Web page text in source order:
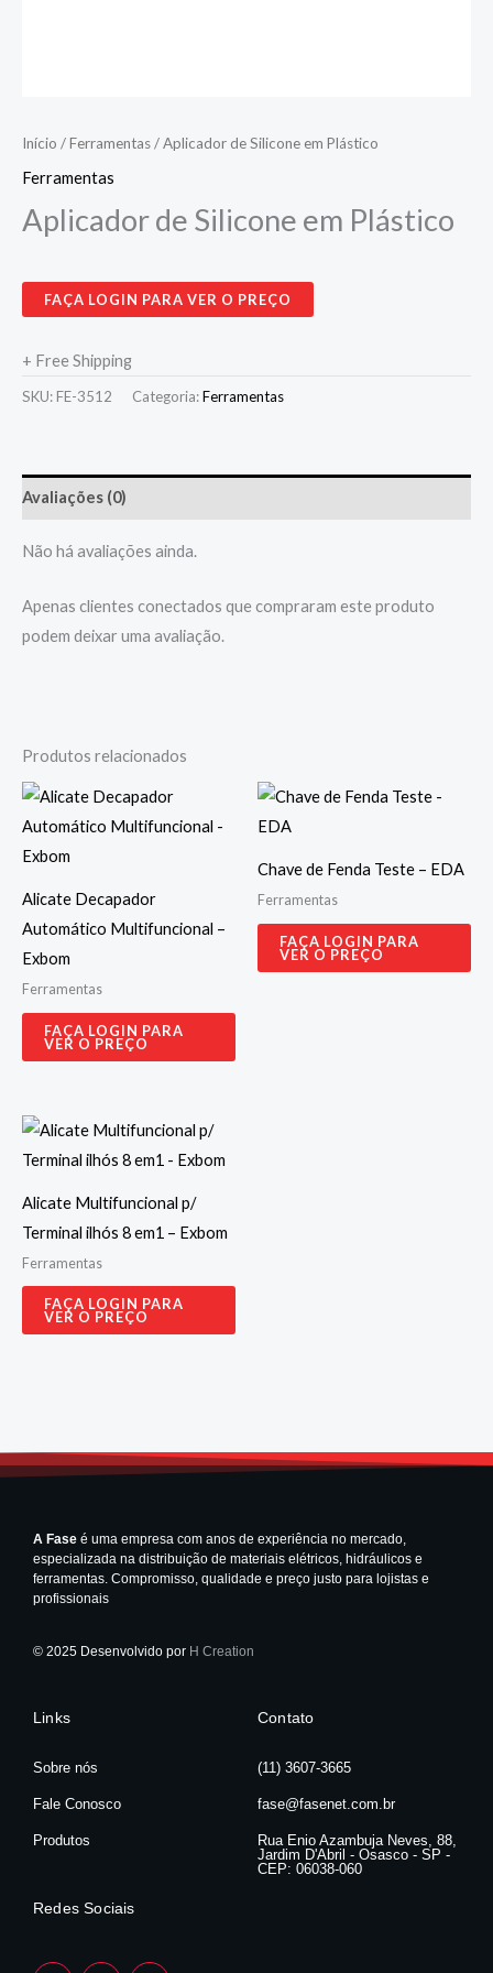
Início /Ferramentas/ Aplicador de Silicone em Plástico
Ferramentas
Aplicador de Silicone em Plástico
FAÇA LOGIN PARA VER O PREÇO
+ Free Shipping
SKU: FE-3512 Categoria:Ferramentas
Avaliações (0)
Não há avaliações ainda.
Apenas clientes conectados que compraram este produto
podem deixar uma avaliação.
Produtos relacionados
Alicate Decapador
Automático Multifuncional –
Exbom
Ferramentas
FAÇA LOGIN PARA
VER O PREÇO
Chave de Fenda Teste – EDA
Ferramentas
FAÇA LOGIN PARA
VER O PREÇO
Alicate Multifuncional p/
Terminal ilhós 8 em1 – Exbom
Ferramentas
FAÇA LOGIN PARA
VER O PREÇO
A Fase é uma empresa com anos de experiência no mercado,
especializada na distribuição de materiais elétricos, hidráulicos e
ferramentas. Compromisso, qualidade e preço justo para lojistas e
profissionais
© 2025 Desenvolvido por H Creation
Links
Sobre nós
Fale Conosco
Produtos
Contato
(11) 3607-3665
fase@fasenet.com.br
Rua Enio Azambuja Neves, 88,
Jardim D'Abril - Osasco - SP -
CEP: 06038-060
Redes Sociais
a
n
i